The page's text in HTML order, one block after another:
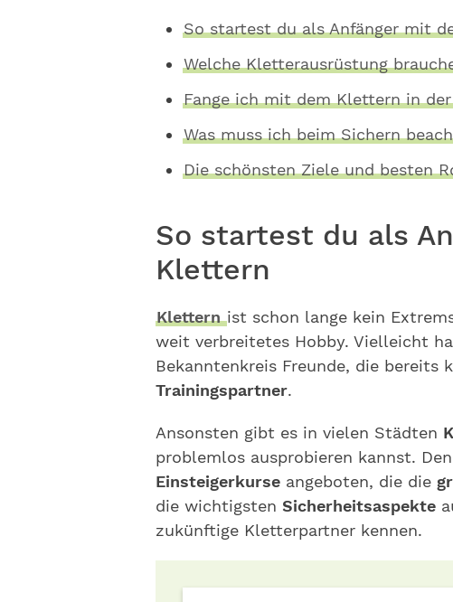
So startest du als Anfänger mit
Welche Kletterausrüstung
Fange ich mit dem Klettern in
Was muss ich beim Sichern
Die schönsten Ziele und besten
So startest du als
Klettern
Kletternist schon lange kein
weit verbreitetes Hobby. Vielleicht
Bekanntenkreis Freunde, die bereits
Trainingspartner.
Ansonsten gibt es in vielen Städten
problemlos ausprobieren kannst.
Einsteigerkurse angeboten, die die
die wichtigsten Sicherheitsaspekte
zukünftige Kletterpartner kennen.